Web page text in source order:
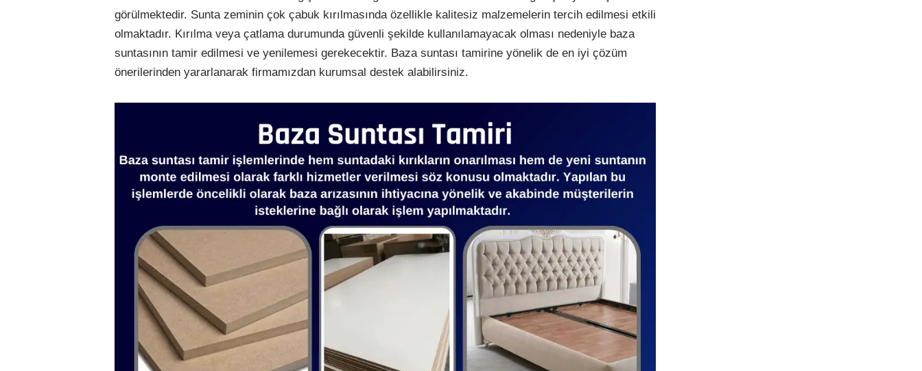
görülmektedir. Sunta zeminin çok çabuk kırılmasında özellikle kalitesiz malzemelerin tercih edilmesi etkili
olmaktadır. Kırılma veya çatlama durumunda güvenli şekilde kullanılamayacak olması nedeniyle baza
suntasının tamir edilmesi ve yenilemesi gerekecektir. Baza suntası tamirine yönelik de en iyi çözüm
önerilerinden yararlanarak firmamızdan kurumsal destek alabilirsiniz.